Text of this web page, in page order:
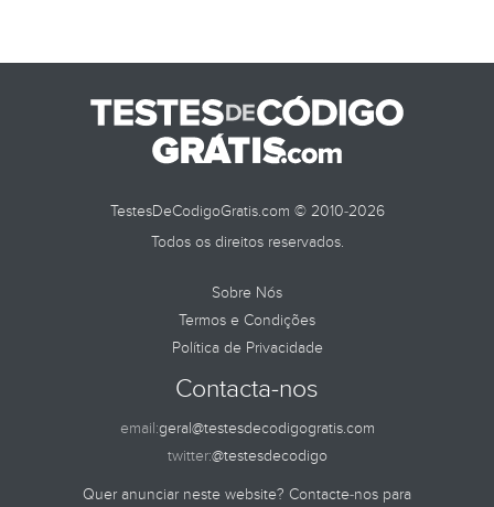
TestesDeCodigoGratis.com © 2010-2026
Todos os direitos reservados.
Sobre Nós
Termos e Condições
Política de Privacidade
Contacta-nos
email:geral@testesdecodigogratis.com
twitter:@testesdecodigo
Quer anunciar neste website? Contacte-nos para